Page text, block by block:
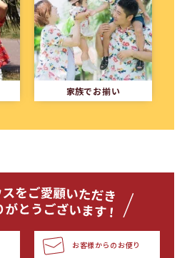
家族でお揃い
お客様からのお便り